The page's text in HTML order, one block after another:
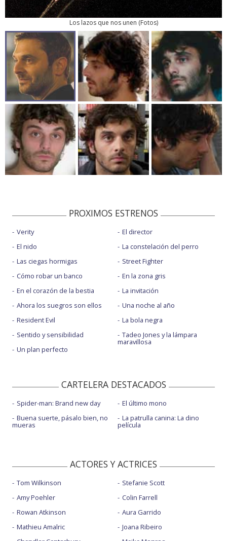
Los lazos que nos unen (Fotos)
PROXIMOS ESTRENOS
Verity
El nido
Las ciegas hormigas
Cómo robar un banco
En el corazón de la bestia
Ahora los suegros son ellos
Resident Evil
Sentido y sensibilidad
Un plan perfecto
El director
La constelación del perro
Street Fighter
En la zona gris
La invitación
Una noche al año
La bola negra
Tadeo Jones y la lámpara
maravillosa
CARTELERA DESTACADOS
Spider-man: Brand new day
Buena suerte, pásalo bien, no
mueras
El último mono
La patrulla canina: La dino
película
ACTORES Y ACTRICES
Tom Wilkinson
Amy Poehler
Rowan Atkinson
Mathieu Amalric
Stefanie Scott
Colin Farrell
Aura Garrido
Joana Ribeiro